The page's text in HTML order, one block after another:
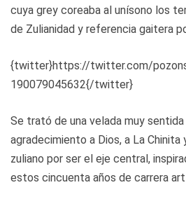
cuya grey coreaba al unísono los
de Zulianidad y referencia gaitera
{twitter}https://twitter.com/
190079045632{/twitter}
Se trató de una velada muy
agradecimiento a Dios, a La
zuliano por ser el eje central,
estos cincuenta años de carrera